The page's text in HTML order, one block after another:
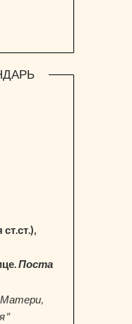
Поста
Матери,